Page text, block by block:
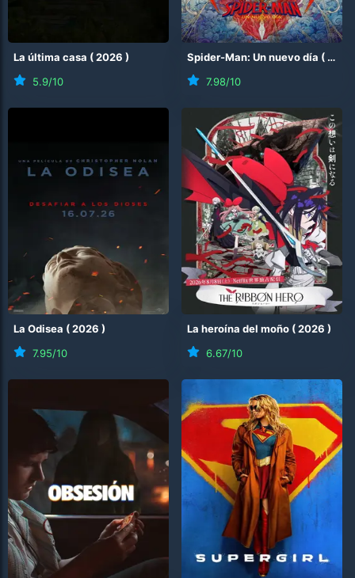
La última casa (2026 )
5.9/10
Spider-Man: Un nuevo día ( 2026
7.98/10
La Odisea (2026 )
7.95/10
La heroína del moño (2026 )
6.67/10